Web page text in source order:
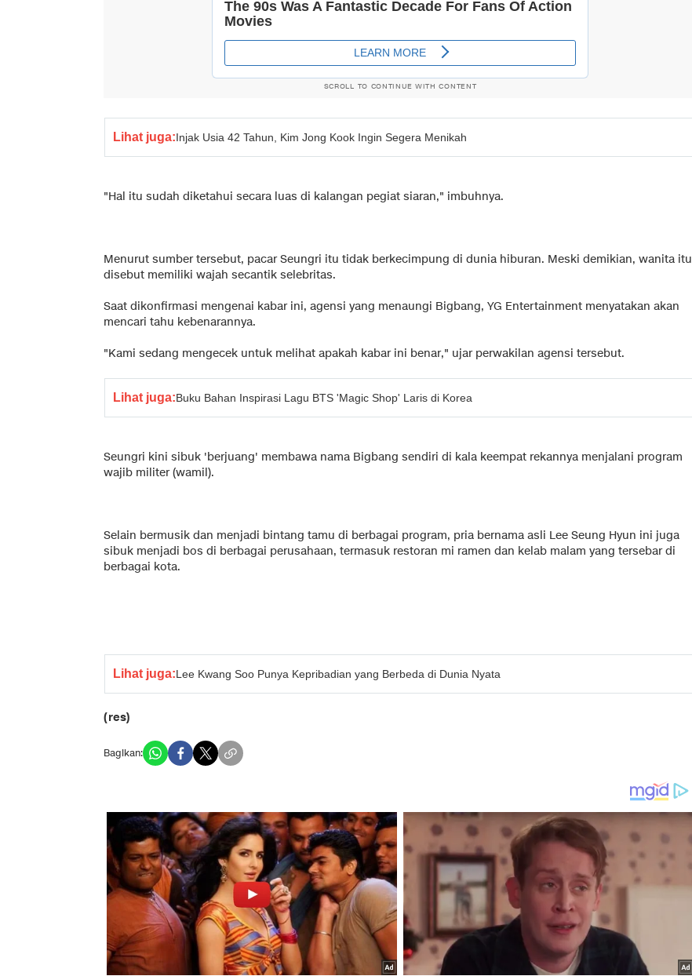
SCROLL TO CONTINUE WITH CONTENT
Lihat juga:Injak Usia 42 Tahun, Kim Jong Kook Ingin Segera Menikah
"Hal itu sudah diketahui secara luas di kalangan pegiat siaran," imbuhnya.
Menurut sumber tersebut, pacar Seungri itu tidak berkecimpung di dunia hiburan. Meski demikian, wanita itu
disebut memiliki wajah secantik selebritas.
Saat dikonfirmasi mengenai kabar ini, agensi yang menaungi Bigbang, YG Entertainment menyatakan akan
mencari tahu kebenarannya.
"Kami sedang mengecek untuk melihat apakah kabar ini benar," ujar perwakilan agensi tersebut.
Lihat juga:Buku Bahan Inspirasi Lagu BTS 'Magic Shop' Laris di Korea
Seungri kini sibuk 'berjuang' membawa nama Bigbang sendiri di kala keempat rekannya menjalani program
wajib militer (wamil).
Selain bermusik dan menjadi bintang tamu di berbagai program, pria bernama asli Lee Seung Hyun ini juga
sibuk menjadi bos di berbagai perusahaan, termasuk restoran mi ramen dan kelab malam yang tersebar di
berbagai kota.
Lihat juga:Lee Kwang Soo Punya Kepribadian yang Berbeda di Dunia Nyata
(res)
Bagikan: